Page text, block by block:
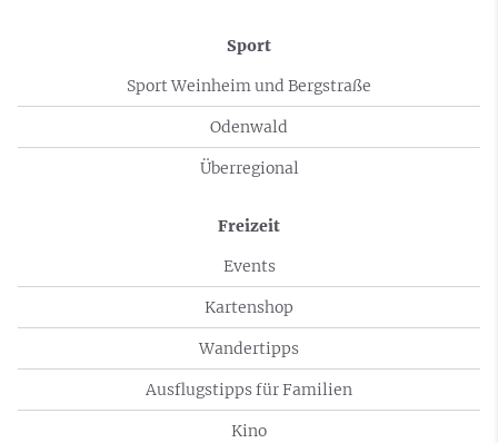
Sport
Sport Weinheim und Bergstraße
Odenwald
Überregional
Freizeit
Events
Kartenshop
Wandertipps
Ausflugstipps für Familien
Kino